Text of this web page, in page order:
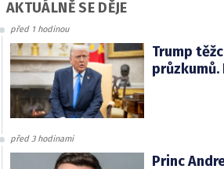
AKTUÁLNĚ SE DĚJE
před 1 hodinou
Trump
před 3 hodinami
Princ